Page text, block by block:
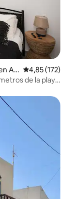
Ad Calificación
4,85 (172)
de la playa